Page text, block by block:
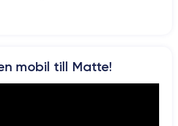
les caractéristiques de ce smartphone,
mobil till Matte!